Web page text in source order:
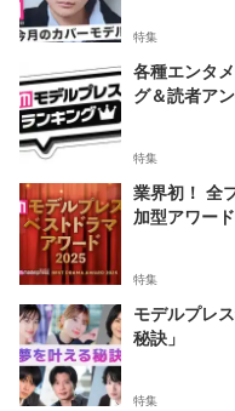
特集
各種エンタ
グ＆読者ア
特集
業界初！ 全
加型アワード
特集
モデルプレ
秘訣」
特集